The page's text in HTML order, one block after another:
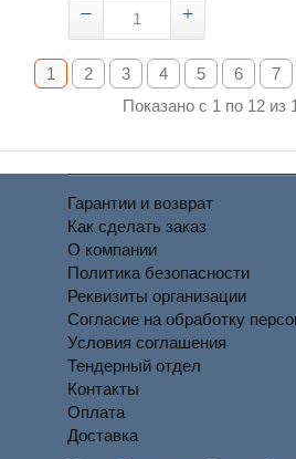
1 2 3 4 5 6 7
Показано с 1 по 12 из
Гарантии и возврат
Как сделать заказ
О компании
Политика безопасности
Реквизиты организации
Согласие на обработку
Условия соглашения
Тендерный отдел
Контакты
Оплата
Доставка